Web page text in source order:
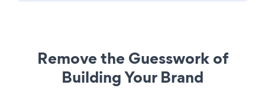
Remove the Guesswork of
Building Your Brand